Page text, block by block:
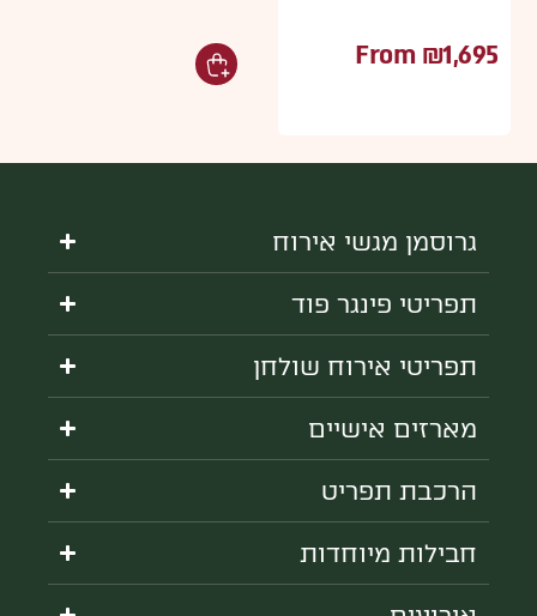
From ₪1,695
גרוסמן מגשי אירוח
תפריטי פינגר פוד
תפריטי אירוח שולחן
מארזים אישיים
הרכבת תפריט
חבילות מיוחדות